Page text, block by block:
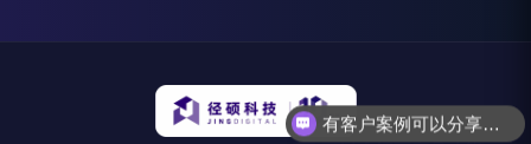
可以介绍下产品功能吗？